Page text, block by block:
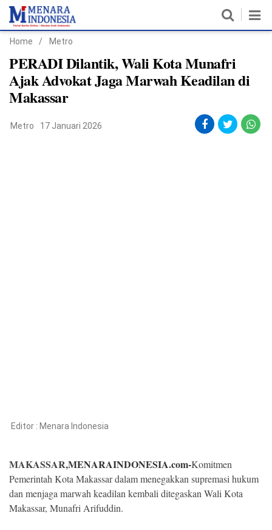
Home
Nasional
©
Home / Metro
PERADI Dilantik, Wali Kota Munafri
Ajak Advokat Jaga Marwah Keadilan di
Makassar
Metro 17 Januari 2026
Editor : Menara Indonesia
MAKASSAR,MENARAINDONESIA.com-Komitmen
Pemerintah Kota Makassar dalam menegakkan supremasi hukum
dan menjaga marwah keadilan kembali ditegaskan Wali Kota
Makassar, Munafri Arifuddin.